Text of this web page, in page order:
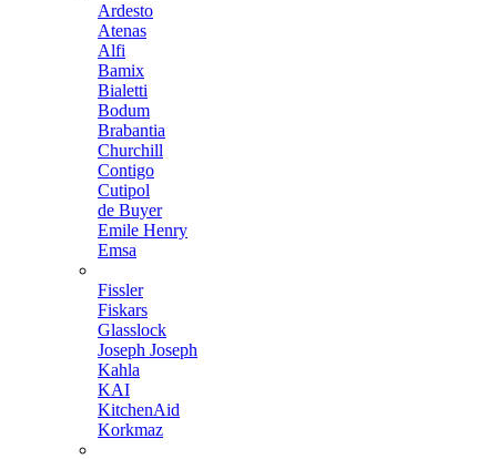
Ardesto
Atenas
Alfi
Bamix
Bialetti
Bodum
Brabantia
Churchill
Contigo
Cutipol
de Buyer
Emile Henry
Emsa
Fissler
Fiskars
Glasslock
Joseph Joseph
Kahla
KAI
KitchenAid
Korkmaz